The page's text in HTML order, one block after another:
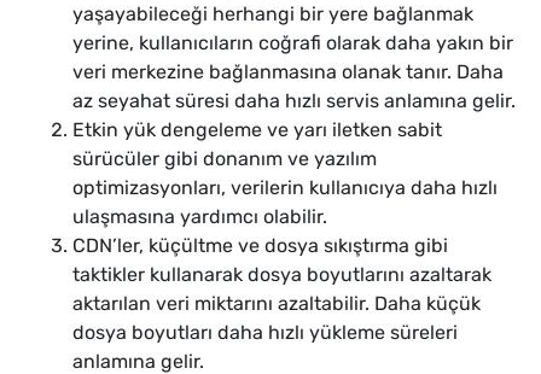
yaşayabileceği herhangi bir yere bağlanmak
yerine, kullanıcıların coğrafi olarak daha yakın bir
veri merkezine bağlanmasına olanak tanır. Daha
az seyahat süresi daha hızlı servis anlamına gelir.
Etkin yük dengeleme ve yarı iletken sabit
sürücüler gibi donanım ve yazılım
optimizasyonları, verilerin kullanıcıya daha hızlı
ulaşmasına yardımcı olabilir.
CDN’ler, küçültme ve dosya sıkıştırma gibi
taktikler kullanarak dosya boyutlarını azaltarak
aktarılan veri miktarını azaltabilir. Daha küçük
dosya boyutları daha hızlı yükleme süreleri
anlamına gelir.